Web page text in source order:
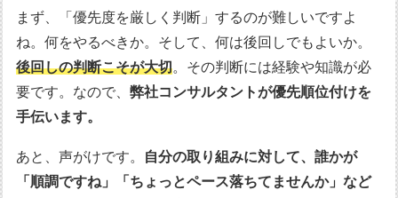
まず、「優先度を厳しく判断」するのが難しいですよ
ね。何をやるべきか。そして、何は後回しでもよいか。
後回しの判断こそが大切。その判断には経験や知識が必
要です。なので、弊社コンサルタントが優先順位付けを
手伝います。
あと、声がけです。 自分の取り組みに対して、誰かが
「順調ですね」「ちょっとペース落ちてませんか」など